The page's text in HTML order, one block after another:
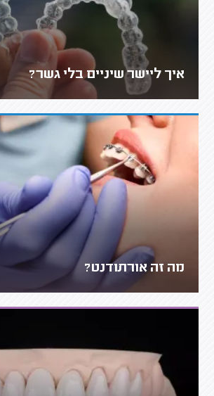
איך ליישר שיניים בלי גשר?
מה זה אורתודנט?